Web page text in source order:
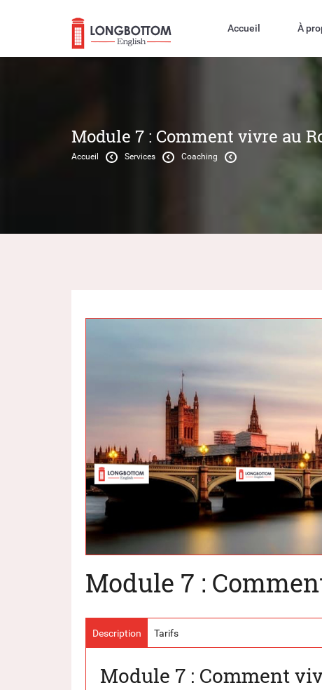
Accueil À
Module 7 : Comment vivre au
Accueil Services Coaching
Module 7 :
Description Tarifs
Module 7 : Comment